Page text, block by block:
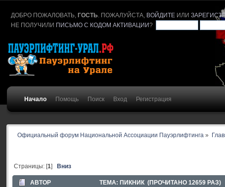
ДОБРО ПОЖАЛОВАТЬ, ГОСТЬ. ПОЖАЛУЙСТА, ВОЙДИТЕИЛИ
НЕ ПОЛУЧИЛИ ПИСЬМО С КОДОМ АКТИВАЦИИ?
Начало Помощь Поиск Вход Регистрация
Официальный форум Национальной Ассоциации Пауэрлифтинга »
Страницы: [1] Вниз
АВТОР ТЕМА: ПИКНИК (ПРОЧИТАНО 12659 РАЗ)